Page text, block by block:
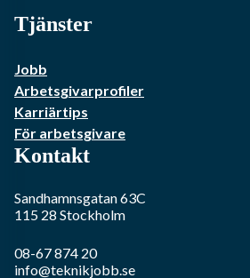
Tjänster
Jobb
Arbetsgivarprofiler
Karriärtips
För arbetsgivare
Kontakt
Sandhamnsgatan 63C
115 28 Stockholm
08-67 874 20
info@teknikjobb.se